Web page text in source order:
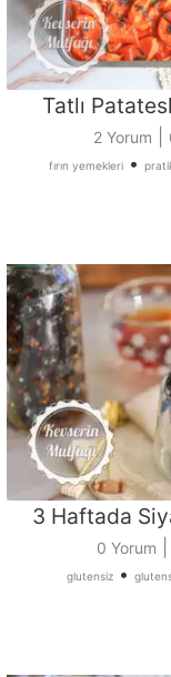
Tatlı
2 Yorum
fırın yemekleri •
3 Haftada
0 Yorum
glutensiz•